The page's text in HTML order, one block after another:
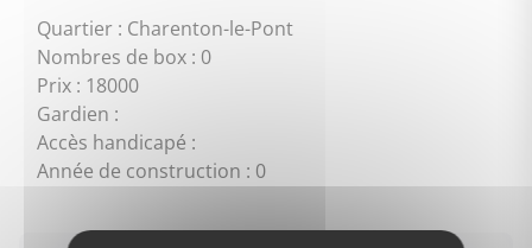
Quartier : Charenton-le-Pont
Nombres de box : 0
Prix : 18000
Gardien :
Accès handicapé :
Année de construction : 0